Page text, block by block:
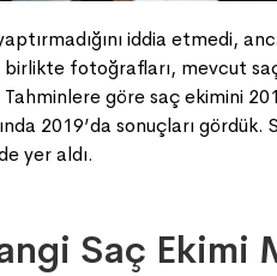
iddia etmedi,
fotoğrafları, mevcut
göre saç ekimini
2019’da sonuçları gördük.
yer aldı.
Saç Ekimi